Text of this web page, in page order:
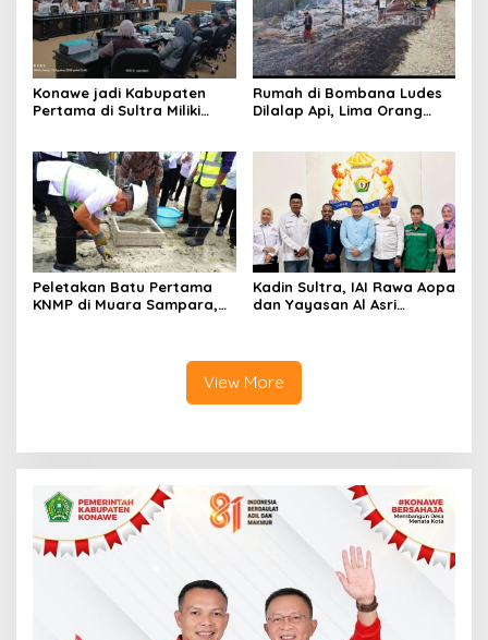
Konawe jadi Kabupaten
Pertama di Sultra Miliki
Anggaran Rp200 Juta
Rumah di Bombana Ludes
Dilalap Api, Lima Orang
Peletakan Batu Pertama
KNMP di Muara Sampara,
Kadin Sultra, IAI Rawa Aopa
dan Yayasan Al Asri
View More